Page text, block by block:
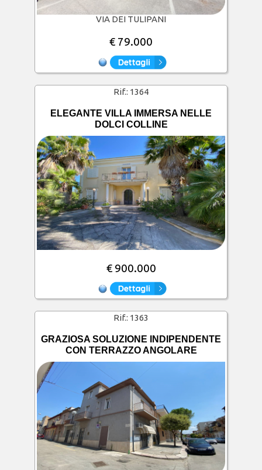
VIA DEI TULIPANI
€ 79.000
Rif.: 1364
ELEGANTE VILLA IMMERSA NELLE
DOLCI COLLINE
€ 900.000
Rif.: 1363
GRAZIOSA SOLUZIONE INDIPENDENTE
CON TERRAZZO ANGOLARE